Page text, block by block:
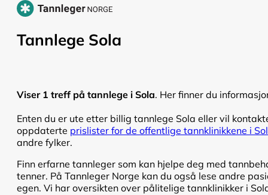
Tannlege Sola
Viser 1 treff på tannlege i Sola. Her finner du
Enten du er ute etter billig tannlege Sola eller vil
oppdaterte prislister for de offentlige tannklinikkene i
andre fylker.
Finn erfarne tannleger som kan hjelpe deg med
tenner. På Tannleger Norge kan du også lese andre
egen. Vi har oversikten over pålitelige tannklinikker i